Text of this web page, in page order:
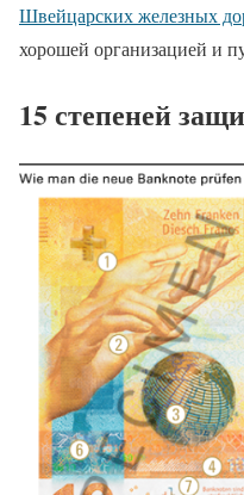
Швейцарских железных
хорошей организацией и
15 степеней